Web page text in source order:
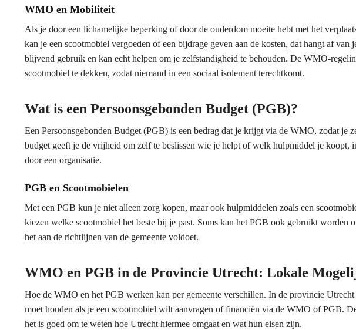
WMO en Mobiliteit
Als je door een lichamelijke beperking of door de ouderdom moeite hebt met het
kan je een scootmobiel vergoeden of een bijdrage geven aan de kosten, dat hangt af
blijvend gebruik en kan echt helpen om je zelfstandigheid te behouden. De WMO-
scootmobiel te dekken, zodat niemand in een sociaal isolement terechtkomt.
Wat is een Persoonsgebonden Budget (PGB)?
Een Persoonsgebonden Budget (PGB) is een bedrag dat je krijgt via de WMO, zodat
budget geeft je de vrijheid om zelf te beslissen wie je helpt of welk hulpmiddel je
door een organisatie.
PGB en Scootmobielen
Met een PGB kun je niet alleen zorg kopen, maar ook hulpmiddelen zoals een
kiezen welke scootmobiel het beste bij je past. Soms kan het PGB ook gebruikt worden
het aan de richtlijnen van de gemeente voldoet.
WMO en PGB in de Provincie Utrecht: Lokale
Hoe de WMO en het PGB werken kan per gemeente verschillen. In de provincie
moet houden als je een scootmobiel wilt aanvragen of financiën via de WMO of PGB.
het is goed om te weten hoe Utrecht hiermee omgaat en wat hun eisen zijn.